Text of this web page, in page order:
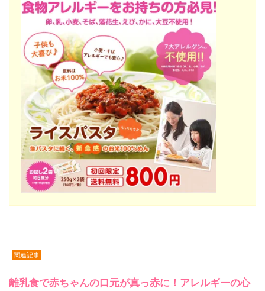
関連記事
離乳食で赤ちゃんの口元が真っ赤に！アレルギーの心